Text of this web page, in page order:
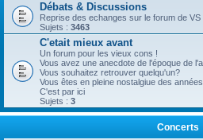
Débats & Discussions
Reprise des echanges sur le forum de VS
Sujets : 3463
C'etait mieux avant
Un forum pour les vieux cons !
Vous avez une anecdote de l'époque de
Vous souhaitez retrouver quelqu'un?
Vous êtes en pleine nostalgiue des
C'est par ici
Sujets : 3
Concerts